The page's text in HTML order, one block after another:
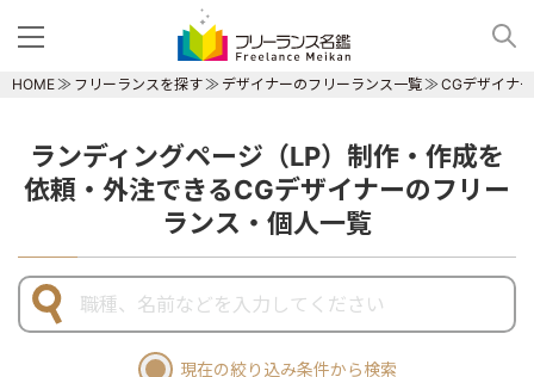
HOME フリーランスを探す デザイナーのフリーランス一覧 CGデザイナ
ランディングページ（LP）制作・作成を
依頼・外注できるCGデザイナーのフリー
ランス・個人一覧
現在の絞り込み条件から検索